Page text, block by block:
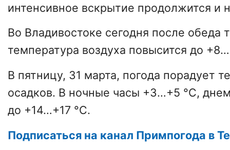
интенсивное вскрытие продолжится и
Во Владивостоке сегодня после обеда
температура воздуха повысится до
В пятницу, 31 марта, погода порадует
осадков. В ночные часы +3…+5 °C,
до +14…+17 °C.
Подписаться на канал Примпогода в